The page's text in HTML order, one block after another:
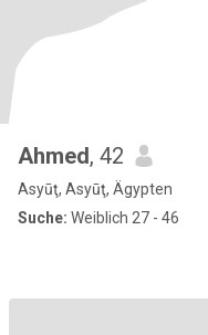
Ahmed, 42
Asyūţ, Asyūţ, Ägypten
Suche: Weiblich 27 - 46